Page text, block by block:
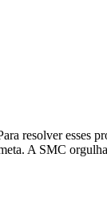
resolver
A SMC